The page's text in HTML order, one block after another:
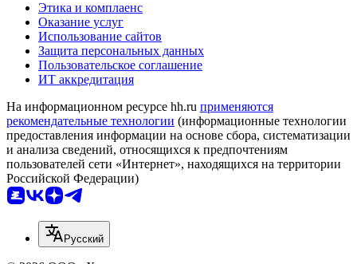
Этика и комплаенс
Оказание услуг
Использование сайтов
Защита персональных данных
Пользовательское соглашение
ИТ аккредитация
На информационном ресурсе hh.ru применяются
рекомендательные технологии (информационные технологии
предоставления информации на основе сбора, систематизации
и анализа сведений, относящихся к предпочтениям
пользователей сети «Интернет», находящихся на территории
Российской Федерации)
Русский